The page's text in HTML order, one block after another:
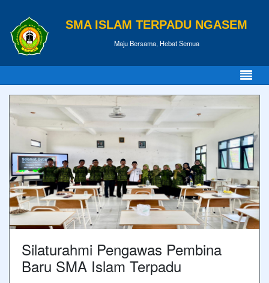
SMA ISLAM TERPADU NGASEM
Maju Bersama, Hebat Semua
Silaturahmi Pengawas Pembina
Baru SMA Islam Terpadu